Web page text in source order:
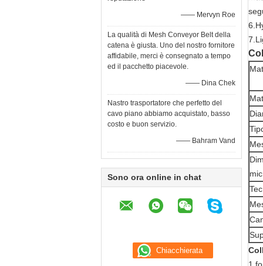
—— Mervyn Roe
La qualità di Mesh Conveyor Belt della
catena è giusta. Uno del nostro fornitore
affidabile, merci è consegnato a tempo
ed il pacchetto piacevole.
—— Dina Chek
Nastro trasportatore che perfetto del
cavo piano abbiamo acquistato, basso
costo e buon servizio.
—— Bahram Vand
Sono ora online in chat